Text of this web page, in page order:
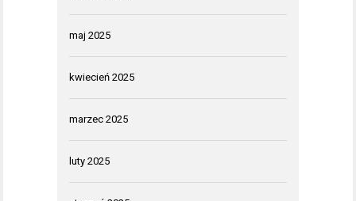
maj 2025
kwiecień 2025
marzec 2025
luty 2025